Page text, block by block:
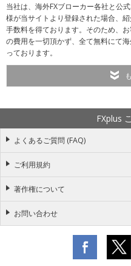
当社は、海外FXブローカー各社と公
様が当サイトより登録された場合、
手数料を得ております。そのため、
の費用を一切頂かず、全て無料にて
っております。
FXplus
よくあるご質問 (FAQ)
ご利用規約
著作権について
お問い合わせ